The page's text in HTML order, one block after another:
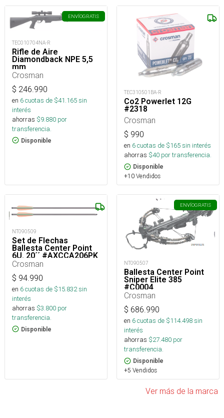
ENVÍOGRATIS
TEC010704NA-R
Rifle de Aire
Diamondback NPE 5,5
mm
Crosman
$ 246.990
en 6cuotas de $41.165sin
interés
ahorras $9.880 por
transferencia.
Disponible
TEC310501BA-R
Co2 Powerlet 12G
#2318
Crosman
$ 990
en 6cuotas de $165sin interés
ahorras $40 por transferencia.
Disponible
+10 Vendidos
NT090509
Set de Flechas
Ballesta Center Point
6U. 20´´ #AXCCA206PK
Crosman
$ 94.990
en 6cuotas de $15.832sin
interés
ahorras $3.800 por
transferencia.
Disponible
ENVÍOGRATIS
NT090507
Ballesta Center Point
Sniper Elite 385
#C0004
Crosman
$ 686.990
en 6cuotas de $114.498sin
interés
ahorras $27.480 por
transferencia.
Disponible
+5 Vendidos
Ver más de la marca